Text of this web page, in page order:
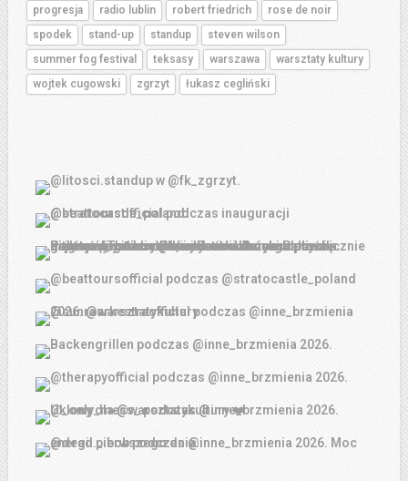
progresja
radio lublin robert friedrich
rose de noir
spodek
stand-up standup
steven wilson
summer fog festival
teksasy warszawa
warsztaty kultury
wojtek cugowski
zgrzyt łukasz cegliński